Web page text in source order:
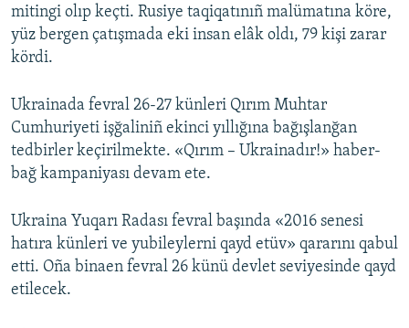
mitingi olıp keçti. Rusiye taqiqatınıñ malümatına köre,
yüz bergen çatışmada eki insan elâk oldı, 79 kişi zarar
kördi.
Ukrainada fevral 26-27 künleri Qırım Muhtar
Cumhuriyeti işğaliniñ ekinci yıllığına bağışlanğan
tedbirler keçirilmekte. «Qırım – Ukrainadır!» haber-
bağ kampaniyası devam ete.
Ukraina Yuqarı Radası fevral başında «2016 senesi
hatıra künleri ve yubileylerni qayd etüv» qararını qabul
etti. Oña binaen fevral 26 künü devlet seviyesinde qayd
etilecek.